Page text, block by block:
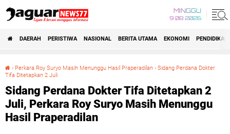
MINGGU
9 08 2026
DAERAH PERISTIWA NASIONAL BERITA UTAMA EKONOMI PENDIDIKAN
› Perkara Roy Suryo Masih Menunggu Hasil Praperadilan › Sidang Perdana Dokter
Tifa Ditetapkan 2 Juli
Sidang Perdana Dokter Tifa Ditetapkan 2
Juli, Perkara Roy Suryo Masih Menunggu
Hasil Praperadilan